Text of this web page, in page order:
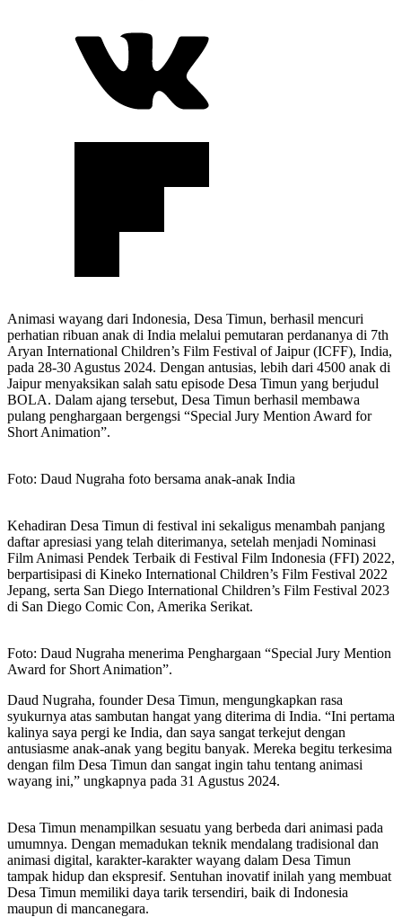
Animasi wayang dari Indonesia, Desa Timun, berhasil mencuri
perhatian ribuan anak di India melalui pemutaran perdananya di 7th
Aryan International Children’s Film Festival of Jaipur (ICFF), India,
pada 28-30 Agustus 2024. Dengan antusias, lebih dari 4500 anak di
Jaipur menyaksikan salah satu episode Desa Timun yang berjudul
BOLA. Dalam ajang tersebut, Desa Timun berhasil membawa
pulang penghargaan bergengsi “Special Jury Mention Award for
Short Animation”.
Foto: Daud Nugraha foto bersama anak-anak India
Kehadiran Desa Timun di festival ini sekaligus menambah panjang
daftar apresiasi yang telah diterimanya, setelah menjadi Nominasi
Film Animasi Pendek Terbaik di Festival Film Indonesia (FFI) 2022,
berpartisipasi di Kineko International Children’s Film Festival 2022
Jepang, serta San Diego International Children’s Film Festival 2023
di San Diego Comic Con, Amerika Serikat.
Foto: Daud Nugraha menerima Penghargaan “Special Jury Mention
Award for Short Animation”.
Daud Nugraha, founder Desa Timun, mengungkapkan rasa
syukurnya atas sambutan hangat yang diterima di India. “Ini pertama
kalinya saya pergi ke India, dan saya sangat terkejut dengan
antusiasme anak-anak yang begitu banyak. Mereka begitu terkesima
dengan film Desa Timun dan sangat ingin tahu tentang animasi
wayang ini,” ungkapnya pada 31 Agustus 2024.
Desa Timun menampilkan sesuatu yang berbeda dari animasi pada
umumnya. Dengan memadukan teknik mendalang tradisional dan
animasi digital, karakter-karakter wayang dalam Desa Timun
tampak hidup dan ekspresif. Sentuhan inovatif inilah yang membuat
Desa Timun memiliki daya tarik tersendiri, baik di Indonesia
maupun di mancanegara.